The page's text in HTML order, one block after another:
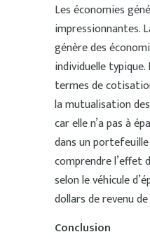
Les économies
impressionnantes.
génère des
individuelle
termes de
la mutualisation
car elle n’a pas à
dans un
comprendre l’effet
selon le véhicule
dollars de revenu
Conclusion